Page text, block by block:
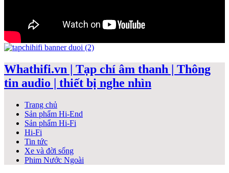
Whathifi.vn | Tạp chí âm thanh | Thông
tin audio | thiết bị nghe nhìn
Trang chủ
Sản phẩm Hi-End
Sản phẩm Hi-Fi
Hi-Fi
Tin tức
Xe và đời sống
Phim Nước Ngoài